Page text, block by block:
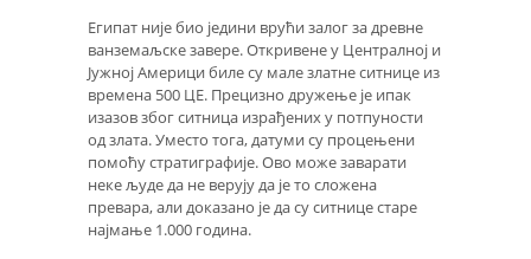
Египат није био једини врући залог за древне
ванземаљске завере. Откривене у Централној и
Јужној Америци биле су мале златне ситнице из
времена 500 ЦЕ. Прецизно дружење је ипак
изазов због ситница израђених у потпуности
од злата. Уместо тога, датуми су процењени
помоћу стратиграфије. Ово може заварати
неке људе да не верују да је то сложена
превара, али доказано је да су ситнице старе
најмање 1.000 година.